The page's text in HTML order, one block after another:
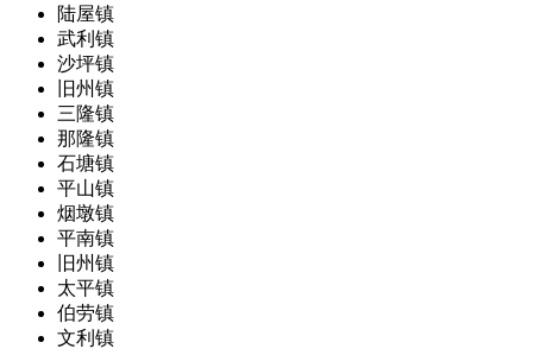
陆屋镇
武利镇
沙坪镇
旧州镇
三隆镇
那隆镇
石塘镇
平山镇
烟墩镇
平南镇
旧州镇
太平镇
伯劳镇
文利镇